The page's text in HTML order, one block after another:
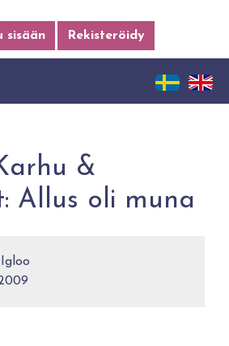
sisään Rekisteröidy
&
Allus oli muna